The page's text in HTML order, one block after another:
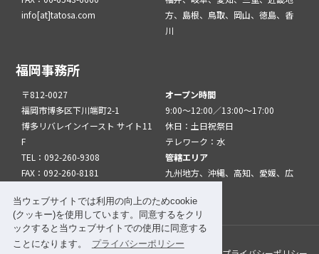
当ウェブサイトでは利用の向上のためcookie
(クッキー)を使用しています。同意するをクリ
ックすると当ウェブサイトでの使用に同意する
ことになります。
プライバシーポリシー
info[at]tatosa.com
方、島根、鳥取、岡山、徳島、香
川
福岡事務所
〒812-0027
福岡市博多区下川端町2-1
博多リバレインイースト サイト11
F
TEL：092-260-9308
FAX：092-260-8181
オープン時間
9:00～12:00／13:00～17:00
休日：土日祝祭日
テレワーク：水
管轄エリア
九州地方、沖縄、高知、愛媛、広